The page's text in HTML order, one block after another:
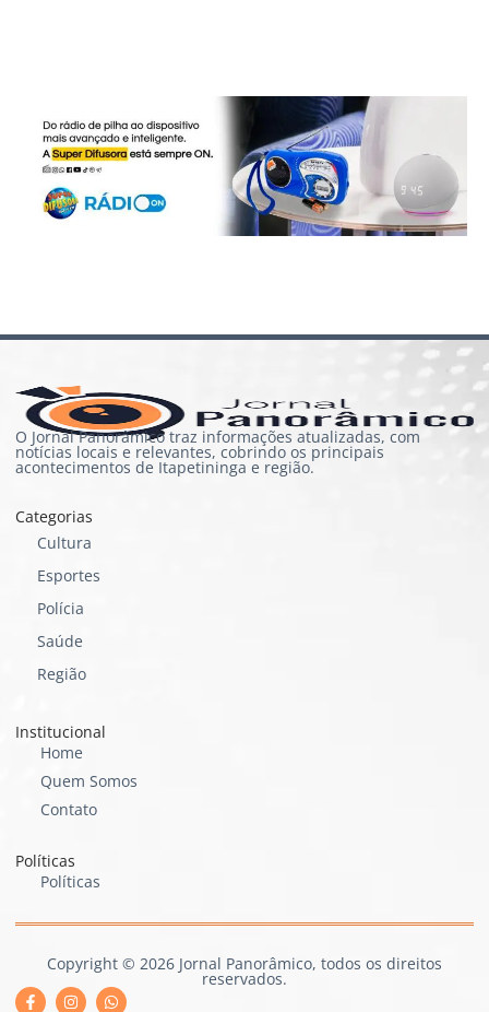
O Jornal Panorâmico traz informações atualizadas, com
notícias locais e relevantes, cobrindo os principais
acontecimentos de Itapetininga e região.
Categorias
Cultura
Esportes
Polícia
Saúde
Região
Institucional
Home
Quem Somos
Contato
Políticas
Políticas
Copyright © 2026 Jornal Panorâmico, todos os direitos
reservados.